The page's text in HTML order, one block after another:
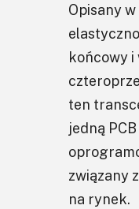
Opisany
końcowy i
ten
jedną
związany
na rynek.